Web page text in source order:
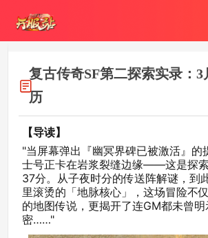
复古传奇SF第二探索实录：3
历
【导读】
"当屏幕弹出『幽冥界碑已被激活』的
士号正卡在岩浆裂缝边缘——这是探
37分。从子夜时分的传送阵解谜，到
里滚烫的「地脉核心」，这场冒险不
的地图传说，更揭开了连GM都未曾
密……"